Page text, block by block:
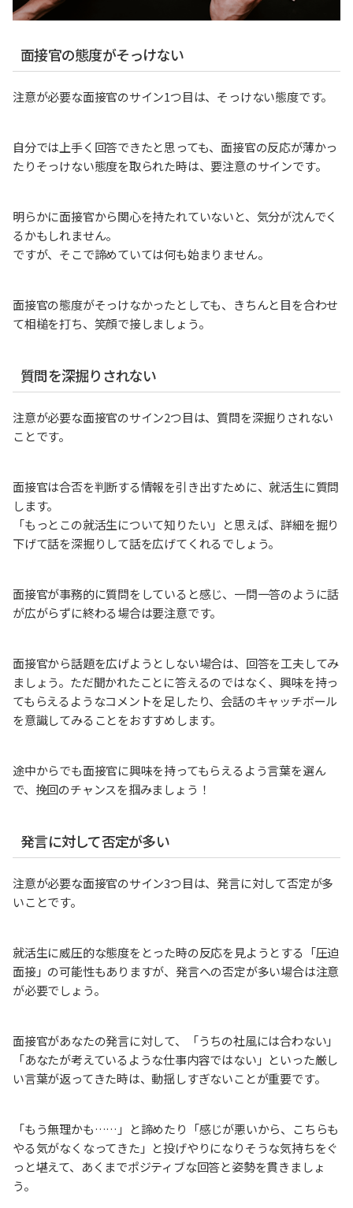
面接官の態度がそっけない
注意が必要な面接官のサイン1つ目は、そっけない態度です。
自分では上手く回答できたと思っても、面接官の反応が薄かっ
たりそっけない態度を取られた時は、要注意のサインです。
明らかに面接官から関心を持たれていないと、気分が沈んでく
るかもしれません。
ですが、そこで諦めていては何も始まりません。
面接官の態度がそっけなかったとしても、きちんと目を合わせ
て相槌を打ち、笑顔で接しましょう。
質問を深掘りされない
注意が必要な面接官のサイン2つ目は、質問を深掘りされない
ことです。
面接官は合否を判断する情報を引き出すために、就活生に質問
します。
「もっとこの就活生について知りたい」と思えば、詳細を掘り
下げて話を深掘りして話を広げてくれるでしょう。
面接官が事務的に質問をしていると感じ、一問一答のように話
が広がらずに終わる場合は要注意です。
面接官から話題を広げようとしない場合は、回答を工夫してみ
ましょう。ただ聞かれたことに答えるのではなく、興味を持っ
てもらえるようなコメントを足したり、会話のキャッチボール
を意識してみることをおすすめします。
途中からでも面接官に興味を持ってもらえるよう言葉を選ん
で、挽回のチャンスを掴みましょう！
発言に対して否定が多い
注意が必要な面接官のサイン3つ目は、発言に対して否定が多
いことです。
就活生に威圧的な態度をとった時の反応を見ようとする「圧迫
面接」の可能性もありますが、発言への否定が多い場合は注意
が必要でしょう。
面接官があなたの発言に対して、「うちの社風には合わない」
「あなたが考えているような仕事内容ではない」といった厳し
い言葉が返ってきた時は、動揺しすぎないことが重要です。
「もう無理かも……」と諦めたり「感じが悪いから、こちらも
やる気がなくなってきた」と投げやりになりそうな気持ちをぐ
っと堪えて、あくまでポジティブな回答と姿勢を貫きましょ
う。